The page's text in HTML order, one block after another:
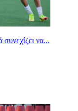
να...